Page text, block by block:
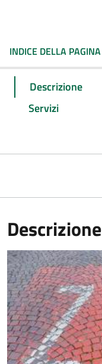
INDICE DELLA PAGINA
Descrizione
Servizi
Descrizione